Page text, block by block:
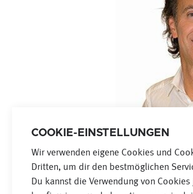
Leitung
COOKIE-EINSTELLUNGEN
Wir verwenden eigene Cookies und
Dritten, um dir den bestmöglichen
Du kannst die Verwendung von